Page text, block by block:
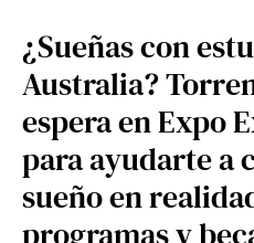
¿Sueñas con
Australia?
espera en Expo
para ayudarte a
sueño en
programas y